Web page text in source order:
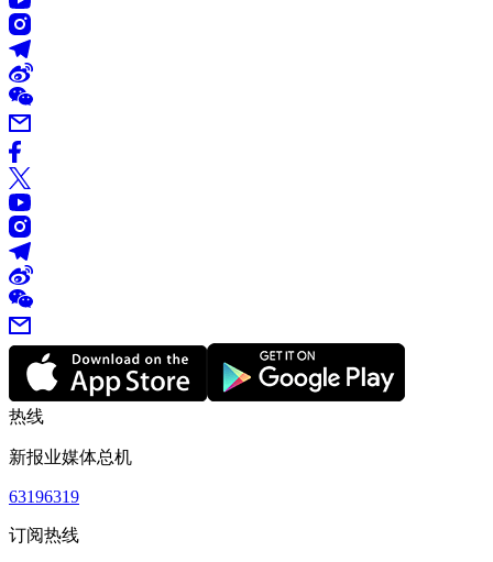
热线
新报业媒体总机
63196319
订阅热线